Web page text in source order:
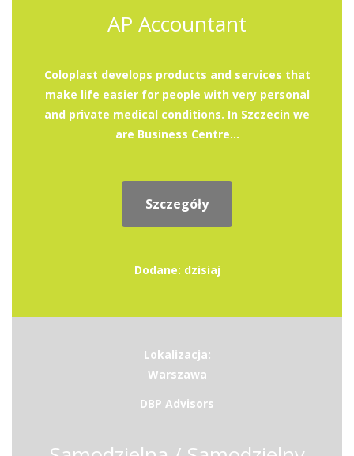
AP Accountant
Coloplast develops products and services that
make life easier for people with very personal
and private medical conditions. In Szczecin we
are Business Centre...
Szczegóły
Dodane: dzisiaj
Lokalizacja:
Warszawa
DBP Advisors